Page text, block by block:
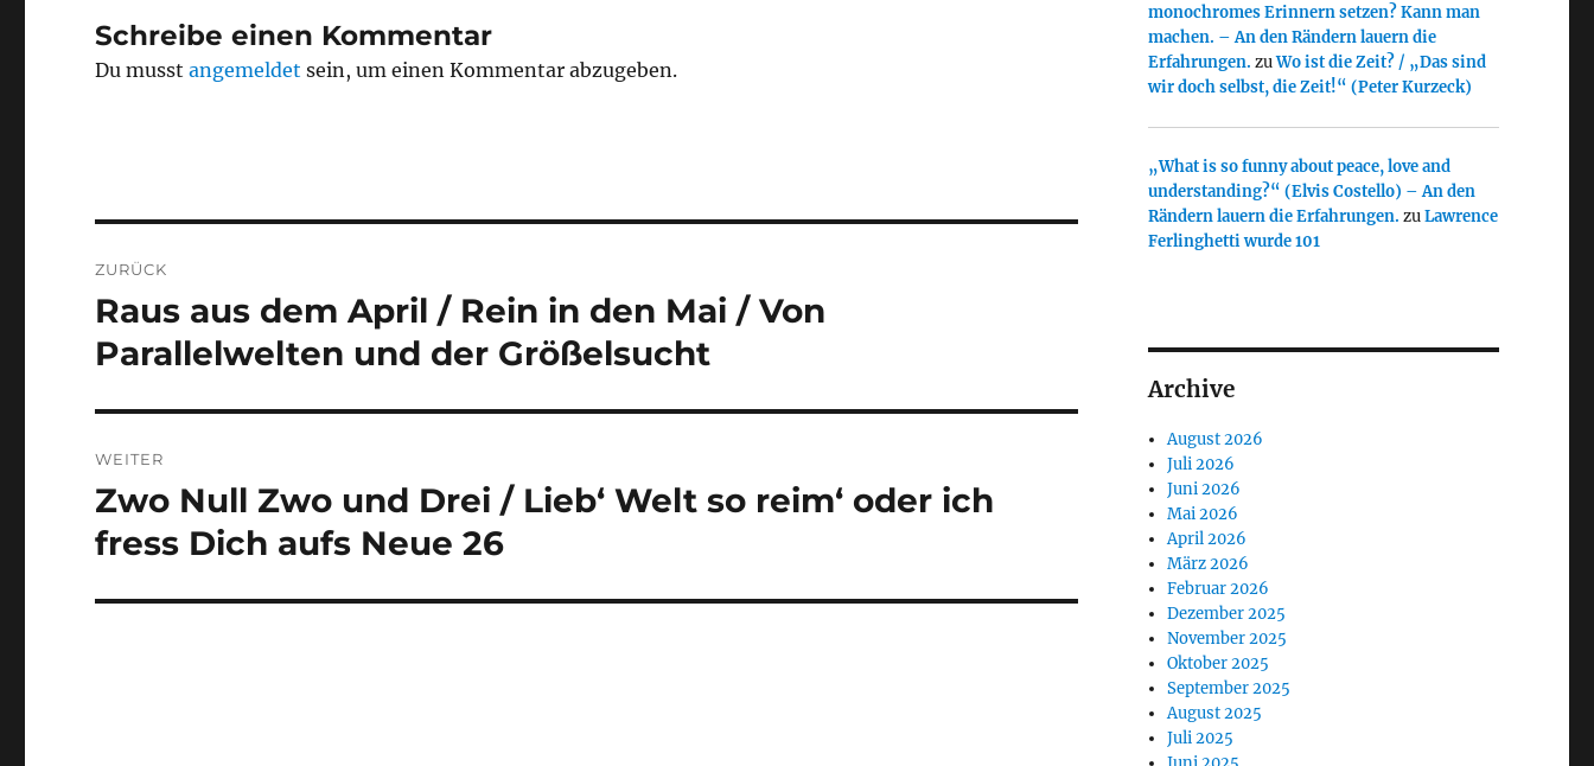
Schreibe einen Kommentar
Du musstangemeldet sein, um einen Kommentar abzugeben.
ZURÜCK
Vorheriger
Beitrag:
Raus aus dem April / Rein in den Mai / Von
Parallelwelten und der Größelsucht
WEITER
Nächster
Beitrag:
Zwo Null Zwo und Drei / Lieb‘ Welt so reim‘ oder ich
fress Dich aufs Neue 26
monochromes Erinnern setzen? Kann man
machen. – An den Rändern lauern die
Erfahrungen. zuWo ist die Zeit? / „Das sind
wir doch selbst, die Zeit!“ (Peter Kurzeck)
„What is so funny about peace, love and
understanding?“ (Elvis Costello) – An den
Rändern lauern die Erfahrungen. zuLawrence
Ferlinghetti wurde 101
Archive
August 2026
Juli 2026
Juni 2026
Mai 2026
April 2026
März 2026
Februar 2026
Dezember 2025
November 2025
Oktober 2025
September 2025
August 2025
Juli 2025